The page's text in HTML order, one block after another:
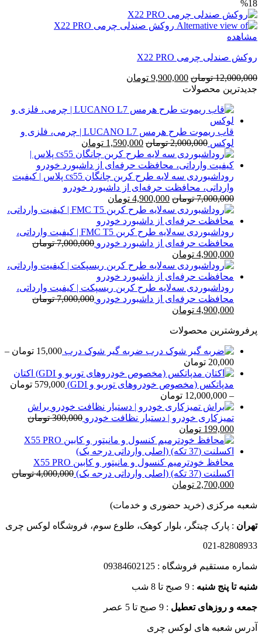
350,000 تومان
بود.
است.
%18
مشاهده
روکش صندلی چرمی X22 PRO
12,000,000 تومان قیمت
اصلی
بود.
9,900,000 تومان
است.
جدیدترین محصولات
قاب ریموت طرح هرمس LUCANO L7 | چرمی، فلزی و
لوکس 2,000,000 تومان قیمت
اصلی
2,000,000 تومان
بود.
1,590,000 تومان
فعلی
1,590,000 تومان
است.روداشبوردی سه‌ لایه طرح کربن چانگان cs55 پلاس | کیفیت
وارداتی، محافظت حرفه‌ای از داشبورد خودرو
7,000,000 تومان قیمت
اصلی
7,000,000 تومان
بود.
4,900,000 تومان
فعلی
است.
روداشبوردی سه‌لایه طرح کربن FMC T5 | کیفیت وارداتی،
محافظت حرفه‌ای از داشبورد خودرو 7,000,000 تومان
قیمت
اصلی
7,000,000 تومان
بود.
4,900,000 تومان
فعلی
4,900,000 تومان
است.
روداشبوردی سه‌لایه طرح کربن ریسپکت | کیفیت وارداتی،
محافظت حرفه‌ای از داشبورد خودرو 7,000,000 تومان
قیمت
7,000,000 تومان
4,900,000 تومان
پرفروشترین محصولات
ضربه گیر شوک درب 15,000 تومان –
20,000 تومان
قیمت:
15,000 تومان
تا
20,000 تومان
اکتان
مدپاتکس (مخصوص خودروهای توربو و GDI)
579,000 تومان
–
12,000,000 تومان
قیمت:
579,000 تومان
12,000,000 تومان
براش
تمیزکاری خودرو | دستیار نظافت خودرو 300,000 تومان
قیمت
اصلی
300,000 تومان
بود.
199,000 تومان
فعلی
199,000 تومان
است.
محافظ خودترمیم کنسول و مانیتور و کابین X55 PRO
اکسلنت (37 تکه) (اصلی وارداتی درجه یک)
4,000,000 تومان
قیمت
4,000,000 تومان
2,700,000 تومان
2,700,000 تومان
شعبه مرکزی (خرید حضوری و خدمات)
تهران : پارک چیتگر، بلوار کوهک، طلوع سوم، فروشگاه لوکس چری
021-82808933
شماره مستقیم فروشگاه : 09384602125
شنبه تا پنج شنبه : 9 صبح تا 8 شب
جمعه و روزهای تعطیل : 9 صبح تا 5 عصر
آدرس شعبه های لوکس چری